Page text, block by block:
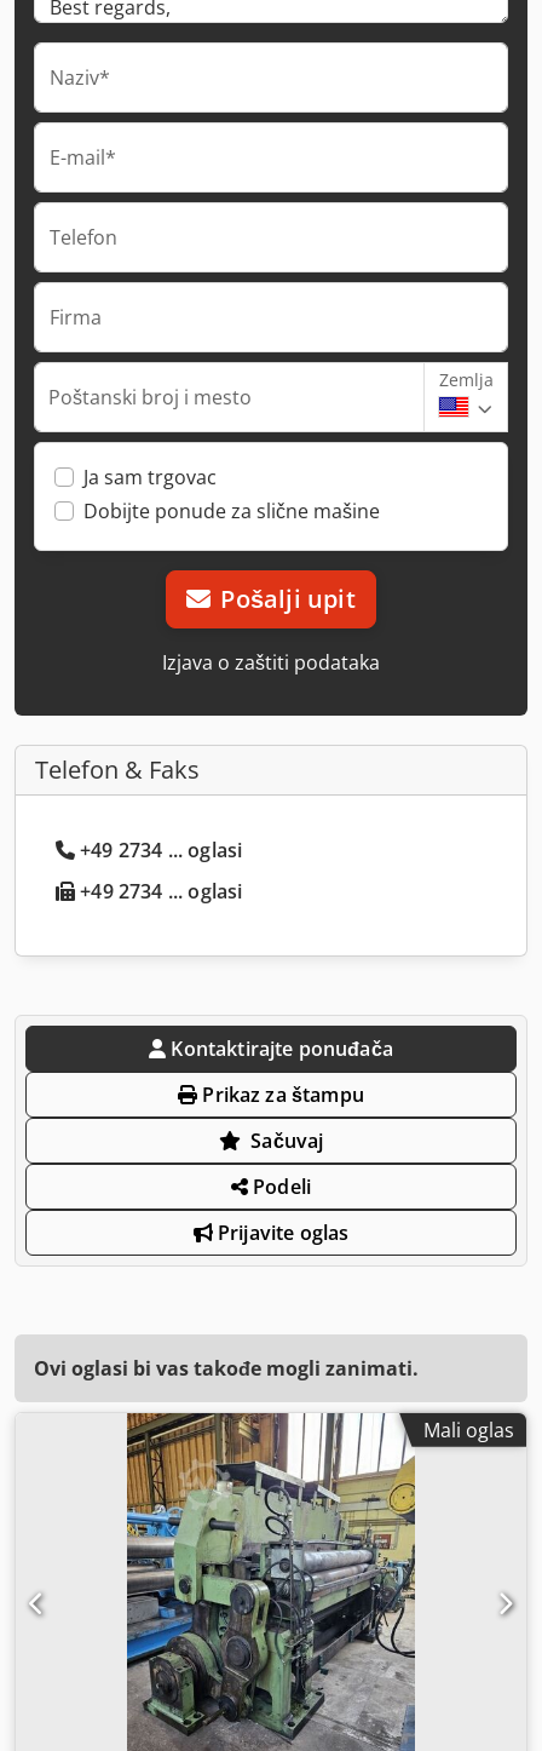
Naziv*
E-mail*
Telefon
Firma
Poštanski broj i mesto
Zemlja
Ja sam trgovac
Dobijte ponude za slične mašine
Pošalji upit
Izjava o zaštiti podataka
Telefon & Faks
+49 2734 ... oglasi
+49 2734 ... oglasi
Kontaktirajte ponuđača
Prikaz za štampu
Sačuvaj
Podeli
Prijavite oglas
Ovi oglasi bi vas takođe mogli zanimati.
Mali oglas